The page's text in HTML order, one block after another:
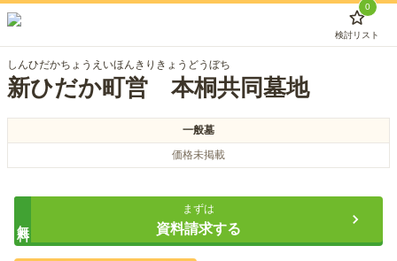
0
検討リスト
しんひだかちょうえいほんきりきょうどうぼち
新ひだか町営 本桐共同墓地
一般墓
価格未掲載
まずは
資料請求する